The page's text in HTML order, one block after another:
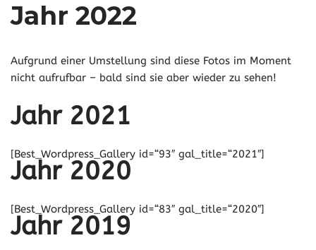
Jahr 2022
Aufgrund einer Umstellung sind diese Fotos im Moment
nicht aufrufbar – bald sind sie aber wieder zu sehen!
Jahr 2021
[Best_Wordpress_Gallery id=“93″ gal_title=“2021″]
Jahr 2020
[Best_Wordpress_Gallery id=“83″ gal_title=“2020″]
Jahr 2019